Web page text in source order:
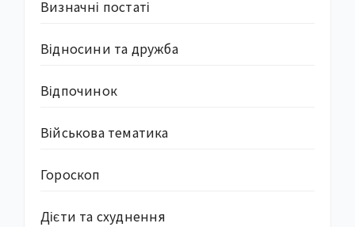
Визначні постаті
Відносини та дружба
Відпочинок
Військова тематика
Гороскоп
Дієти та схуднення